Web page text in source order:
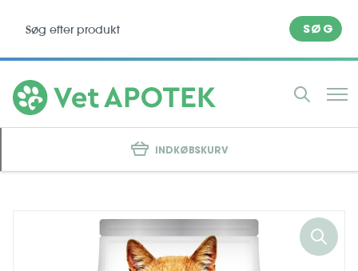
SØG
INDKØBSKURV